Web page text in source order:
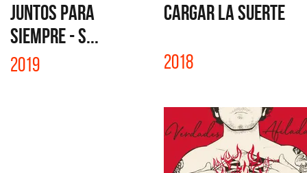
JUNTOS PARA
SIEMPRE - S...
2019
CARGAR LA SUERTE
2018